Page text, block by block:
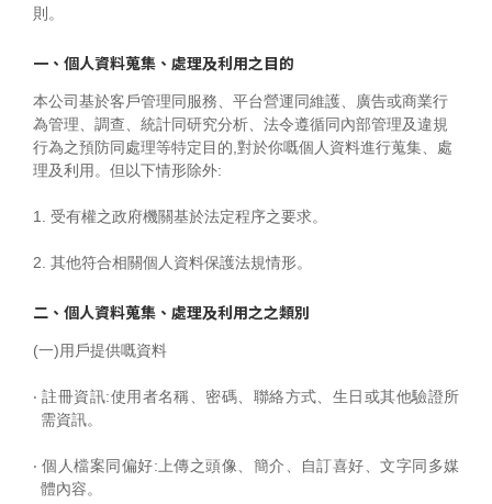
則。
一、個人資料蒐集、處理及利用之目的
本公司基於客戶管理同服務、平台營運同維護、廣告或商業行
為管理、調查、統計同研究分析、法令遵循同內部管理及違規
行為之預防同處理等特定目的,對於你嘅個人資料進行蒐集、處
理及利用。但以下情形除外:
1. 受有權之政府機關基於法定程序之要求。
2. 其他符合相關個人資料保護法規情形。
二、個人資料蒐集、處理及利用之之類別
(一)用戶提供嘅資料
‧ 註冊資訊:使用者名稱、密碼、聯絡方式、生日或其他驗證所
需資訊。
‧ 個人檔案同偏好:上傳之頭像、簡介、自訂喜好、文字同多媒
體內容。